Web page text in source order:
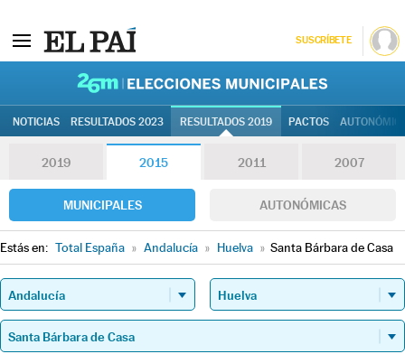
SUSCRÍBETE
NOTICIAS RESULTADOS 2023 RESULTADOS 2019 PACTOS
2019 2015 2011 2007
MUNICIPALES AUTONÓMICAS
Estás en: Total España » Andalucía » Huelva » Santa Bárbara de Casa